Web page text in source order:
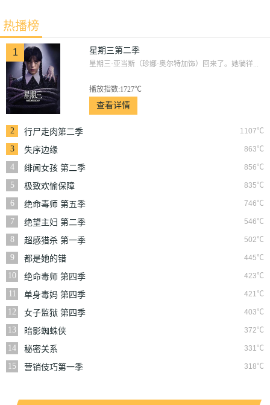
热播榜
1 星期三第二季
星期三·亚当斯（珍娜·奥尔特加饰）回来了。她徜徉...
播放指数:1727℃
查看详情
2 1107℃
行尸走肉第二季
3
863℃
失序边缘
4
856℃
绯闻女孩 第二季
5
835℃
极致欢愉保障
6
746℃
绝命毒师 第五季
7
546℃
绝望主妇 第二季
8
502℃
超感猎杀 第一季
9
445℃
都是她的错
10
423℃
绝命毒师 第四季
11
421℃
单身毒妈 第四季
12
403℃
女子监狱 第四季
13
372℃
暗影蜘蛛侠
14
331℃
秘密关系
15
318℃
营销伎巧第一季